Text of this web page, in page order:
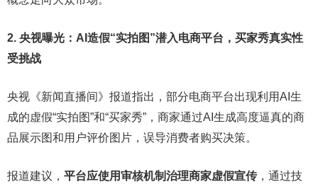
2. 央视曝光：AI造假“实拍图”潜入电商平台，买家秀真实性
受挑战
央视《新闻直播间》报道指出，部分电商平台出现利用AI生
成的虚假“实拍图”和“买家秀”，商家通过AI生成高度逼真的商
品展示图和用户评价图片，误导消费者购买决策。
报道建议， 平台应使用审核机制治理商家虚假宣传，通过技